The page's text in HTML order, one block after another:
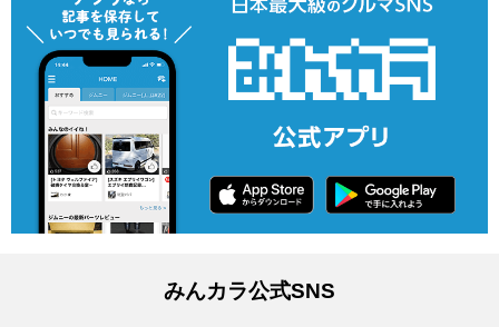
みんカラ公式SNS